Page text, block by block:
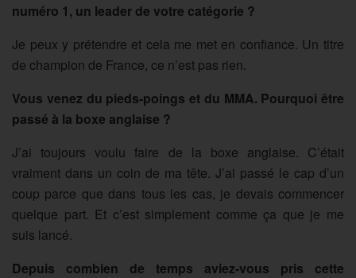
numéro 1, un leader de votre catégorie ?
Je peux y prétendre et cela me met en confiance. Un titre
de champion de France, ce n’est pas rien.
Vous venez du pieds-poings et du MMA. Pourquoi être
passé à la boxe anglaise ?
J’ai toujours voulu faire de la boxe anglaise. C’était
vraiment dans un coin de ma tête. J’ai passé le cap d’un
coup parce que dans tous les cas, je devais commencer
quelque part. Et c’est simplement comme ça que je me
suis lancé.
Depuis combien de temps aviez-vous pris cette